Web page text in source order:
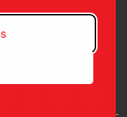
n.º 333H, esc.